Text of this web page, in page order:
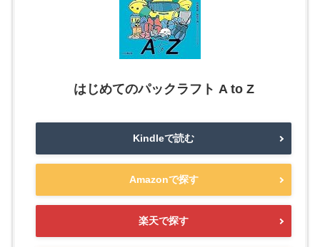
はじめてのパックラフト A to Z
Kindleで読む
Amazonで探す
楽天で探す